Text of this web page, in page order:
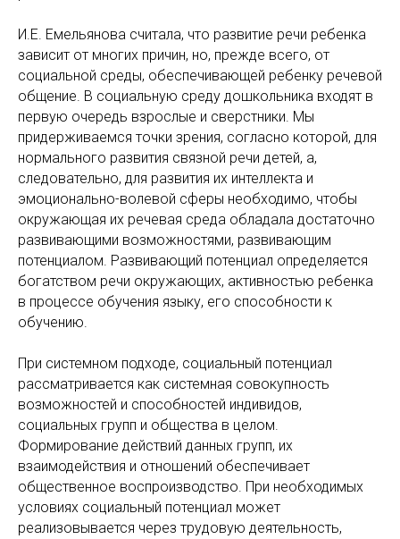
И.Е. Емельянова считала, что развитие речи ребенка
зависит от многих причин, но, прежде всего, от
социальной среды, обеспечивающей ребенку речевой
общение. В социальную среду дошкольника входят в
первую очередь взрослые и сверстники. Мы
придерживаемся точки зрения, согласно которой, для
нормального развития связной речи детей, а,
следовательно, для развития их интеллекта и
эмоционально-волевой сферы необходимо, чтобы
окружающая их речевая среда обладала достаточно
развивающими возможностями, развивающим
потенциалом. Развивающий потенциал определяется
богатством речи окружающих, активностью ребенка
в процессе обучения языку, его способности к
обучению.
При системном подходе, социальный потенциал
рассматривается как системная совокупность
возможностей и способностей индивидов,
социальных групп и общества в целом.
Формирование действий данных групп, их
взаимодействия и отношений обеспечивает
общественное воспроизводство. При необходимых
условиях социальный потенциал может
реализовывается через трудовую деятельность,